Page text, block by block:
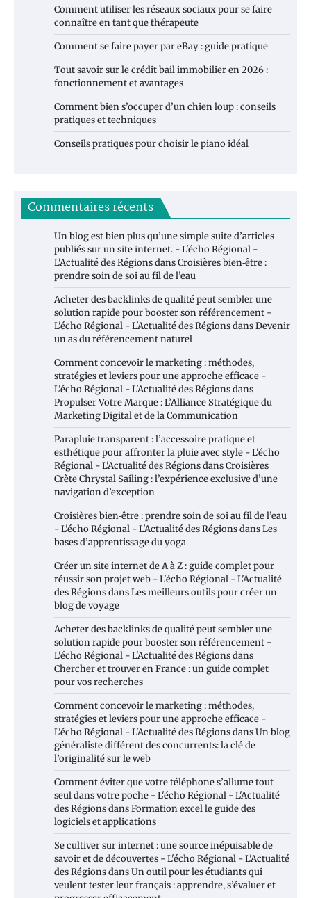
Comment utiliser les réseaux sociaux pour se faire
connaître en tant que thérapeute
Comment se faire payer par eBay : guide pratique
Tout savoir sur le crédit bail immobilier en 2026 :
fonctionnement et avantages
Comment bien s’occuper d’un chien loup : conseils
pratiques et techniques
Conseils pratiques pour choisir le piano idéal
Commentaires récents
Un blog est bien plus qu’une simple suite d’articles
publiés sur un site internet. - L'écho Régional -
L'Actualité des RégionsdansCroisières bien‑être :
prendre soin de soi au fil de l’eau
Acheter des backlinks de qualité peut sembler une
solution rapide pour booster son référencement -
L'écho Régional - L'Actualité des RégionsdansDevenir
un as du référencement naturel
Comment concevoir le marketing : méthodes,
stratégies et leviers pour une approche efficace -
L'écho Régional - L'Actualité des Régionsdans
Propulser Votre Marque : L’Alliance Stratégique du
Marketing Digital et de la Communication
Parapluie transparent : l’accessoire pratique et
esthétique pour affronter la pluie avec style - L'écho
Régional - L'Actualité des RégionsdansCroisières
Crète Chrystal Sailing : l’expérience exclusive d’une
navigation d’exception
Croisières bien‑être : prendre soin de soi au fil de l’eau
- L'écho Régional - L'Actualité des RégionsdansLes
bases d’apprentissage du yoga
Créer un site internet de A à Z : guide complet pour
réussir son projet web - L'écho Régional - L'Actualité
des RégionsdansLes meilleurs outils pour créer un
blog de voyage
Acheter des backlinks de qualité peut sembler une
solution rapide pour booster son référencement -
L'écho Régional - L'Actualité des Régionsdans
Chercher et trouver en France : un guide complet
pour vos recherches
Comment concevoir le marketing : méthodes,
stratégies et leviers pour une approche efficace -
L'écho Régional - L'Actualité des RégionsdansUn blog
généraliste différent des concurrents: la clé de
l’originalité sur le web
Comment éviter que votre téléphone s’allume tout
seul dans votre poche - L'écho Régional - L'Actualité
des RégionsdansFormation excel le guide des
logiciels et applications
Se cultiver sur internet : une source inépuisable de
savoir et de découvertes - L'écho Régional - L'Actualité
des RégionsdansUn outil pour les étudiants qui
veulent tester leur français : apprendre, s’évaluer et